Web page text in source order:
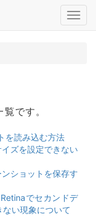
です。
を読み込む方法
ズを設定できない
ショットを保存す
でセカンドデ
ない現象について